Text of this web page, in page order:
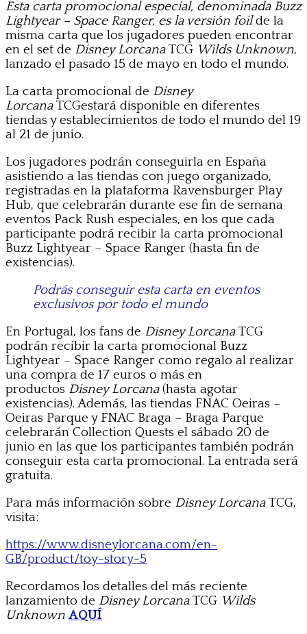
Esta carta promocional especial, denominada Buzz
Lightyear – Space Ranger, es la versión foilde la
misma carta que los jugadores pueden encontrar
en el set de Disney LorcanaTCG Wilds Unknown,
lanzado el pasado 15 de mayo en todo el mundo.
La carta promocional de Disney
LorcanaTCGestará disponible en diferentes
tiendas y establecimientos de todo el mundo del 19
al 21 de junio.
Los jugadores podrán conseguirla en España
asistiendo a las tiendas con juego organizado,
registradas en la plataforma Ravensburger Play
Hub, que celebrarán durante ese fin de semana
eventos Pack Rush especiales, en los que cada
participante podrá recibir la carta promocional
Buzz Lightyear – Space Ranger (hasta fin de
existencias).
Podrás conseguir esta carta en eventos
exclusivos por todo el mundo
En Portugal, los fans de Disney LorcanaTCG
podrán recibir la carta promocional Buzz
Lightyear – Space Ranger como regalo al realizar
una compra de 17 euros o más en
productos Disney Lorcana(hasta agotar
existencias). Además, las tiendas FNAC Oeiras –
Oeiras Parque y FNAC Braga – Braga Parque
celebrarán Collection Quests el sábado 20 de
junio en las que los participantes también podrán
conseguir esta carta promocional. La entrada será
gratuita.
Para más información sobre Disney LorcanaTCG,
visita:
https://www.disneylorcana.com/en-
GB/product/toy-story-5
Recordamos los detalles del más reciente
lanzamiento de Disney LorcanaTCG Wilds
Unknown AQUÍ